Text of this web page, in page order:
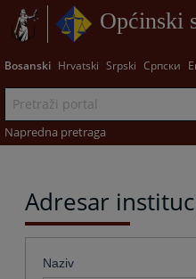
Općinski
Bosanski Hrvatski Srpski Српски
Napredna pretraga
Adresar
Naziv